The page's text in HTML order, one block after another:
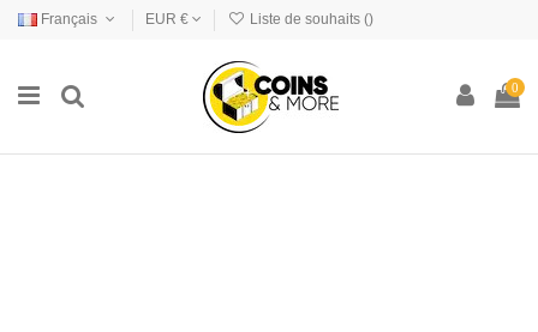
Français EUR € Liste de souhaits ()
0